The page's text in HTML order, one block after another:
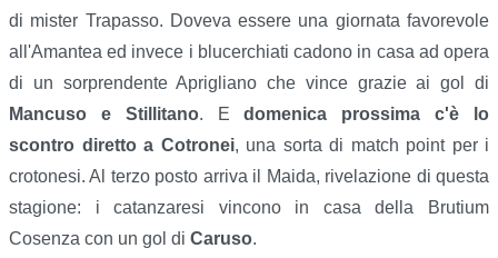
di mister Trapasso. Doveva essere una giornata favorevole
all'Amantea ed invece i blucerchiati cadono in casa ad opera
di un sorprendente Aprigliano che vince grazie ai gol di
Mancuso e Stillitano. Edomenica prossima c'è lo
scontro diretto a Cotronei, una sorta di match point per i
crotonesi. Al terzo posto arriva il Maida, rivelazione di questa
stagione: i catanzaresi vincono in casa della Brutium
Cosenza con un gol di Caruso.